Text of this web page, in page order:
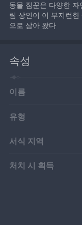
동물 짐꾼은 다양한
림 상인이 이 부지런
으로 삼아 왔다
속성
이름
유형
서식 지역
처치 시 획득